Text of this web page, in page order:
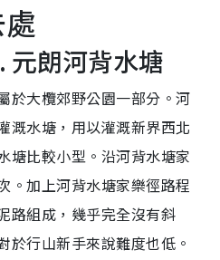
元朗河背水塘
於大欖郊野公園一部分。河
溉水塘，用以灌溉新界西北
塘比較小型。沿河背水塘家
。加上河背水塘家樂徑路程
路組成，幾乎完全沒有斜
於行山新手來說難度也低。